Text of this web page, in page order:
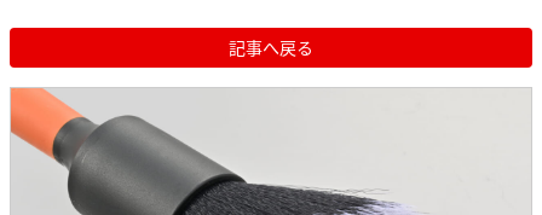
記事へ戻る